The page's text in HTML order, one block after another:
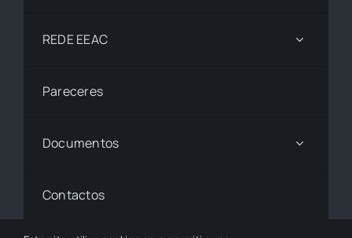
REDE EEAC
Pareceres
Documentos
Contactos